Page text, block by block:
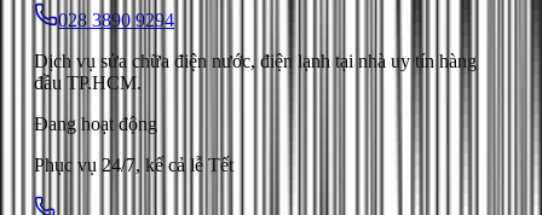
028 3890 9294
Dịch vụ sửa chữa điện nước, điện lạnh tại nhà uy tín hàng
đầu TP.HCM.
Đang hoạt động
Phục vụ 24/7, kể cả lễ Tết